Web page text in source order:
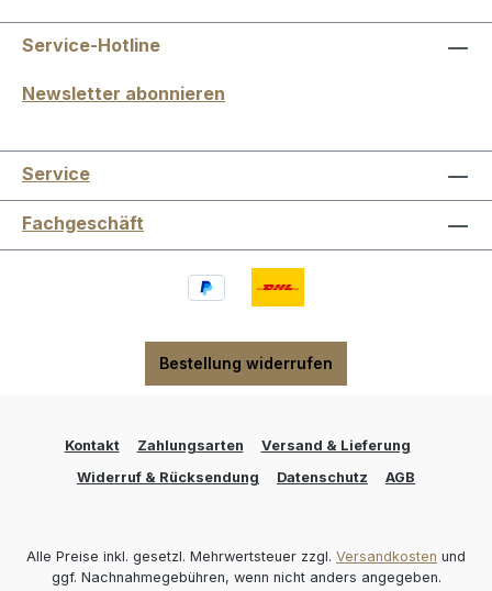
Service-Hotline
Newsletter abonnieren
Service
Fachgeschäft
Bestellung widerrufen
Kontakt Zahlungsarten
Versand & Lieferung
Widerruf & Rücksendung
Datenschutz AGB
Alle Preise inkl. gesetzl. Mehrwertsteuer zzgl. Versandkosten und
ggf. Nachnahmegebühren, wenn nicht anders angegeben.